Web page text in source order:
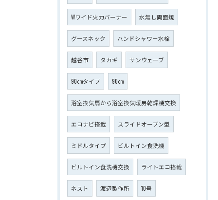
Wワイド火力バーナー 水無し両面焼
グースネック ハンドシャワー水栓
越谷市 タカギ サンウェーブ
90㎝タイプ 90㎝
浴室換気扇から浴室換気暖房乾燥機交換
エコナビ搭載 スライドオープン型
ミドルタイプ ビルトイン食洗機
ビルトイン食洗機交換 ライトエコ搭載
ネスト 渡辺製作所 10号